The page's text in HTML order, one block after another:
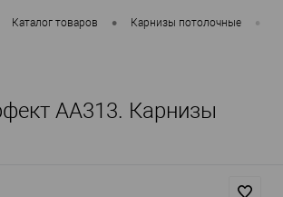
Каталог товаров • Карнизы потолочные •
AA313. Карнизы